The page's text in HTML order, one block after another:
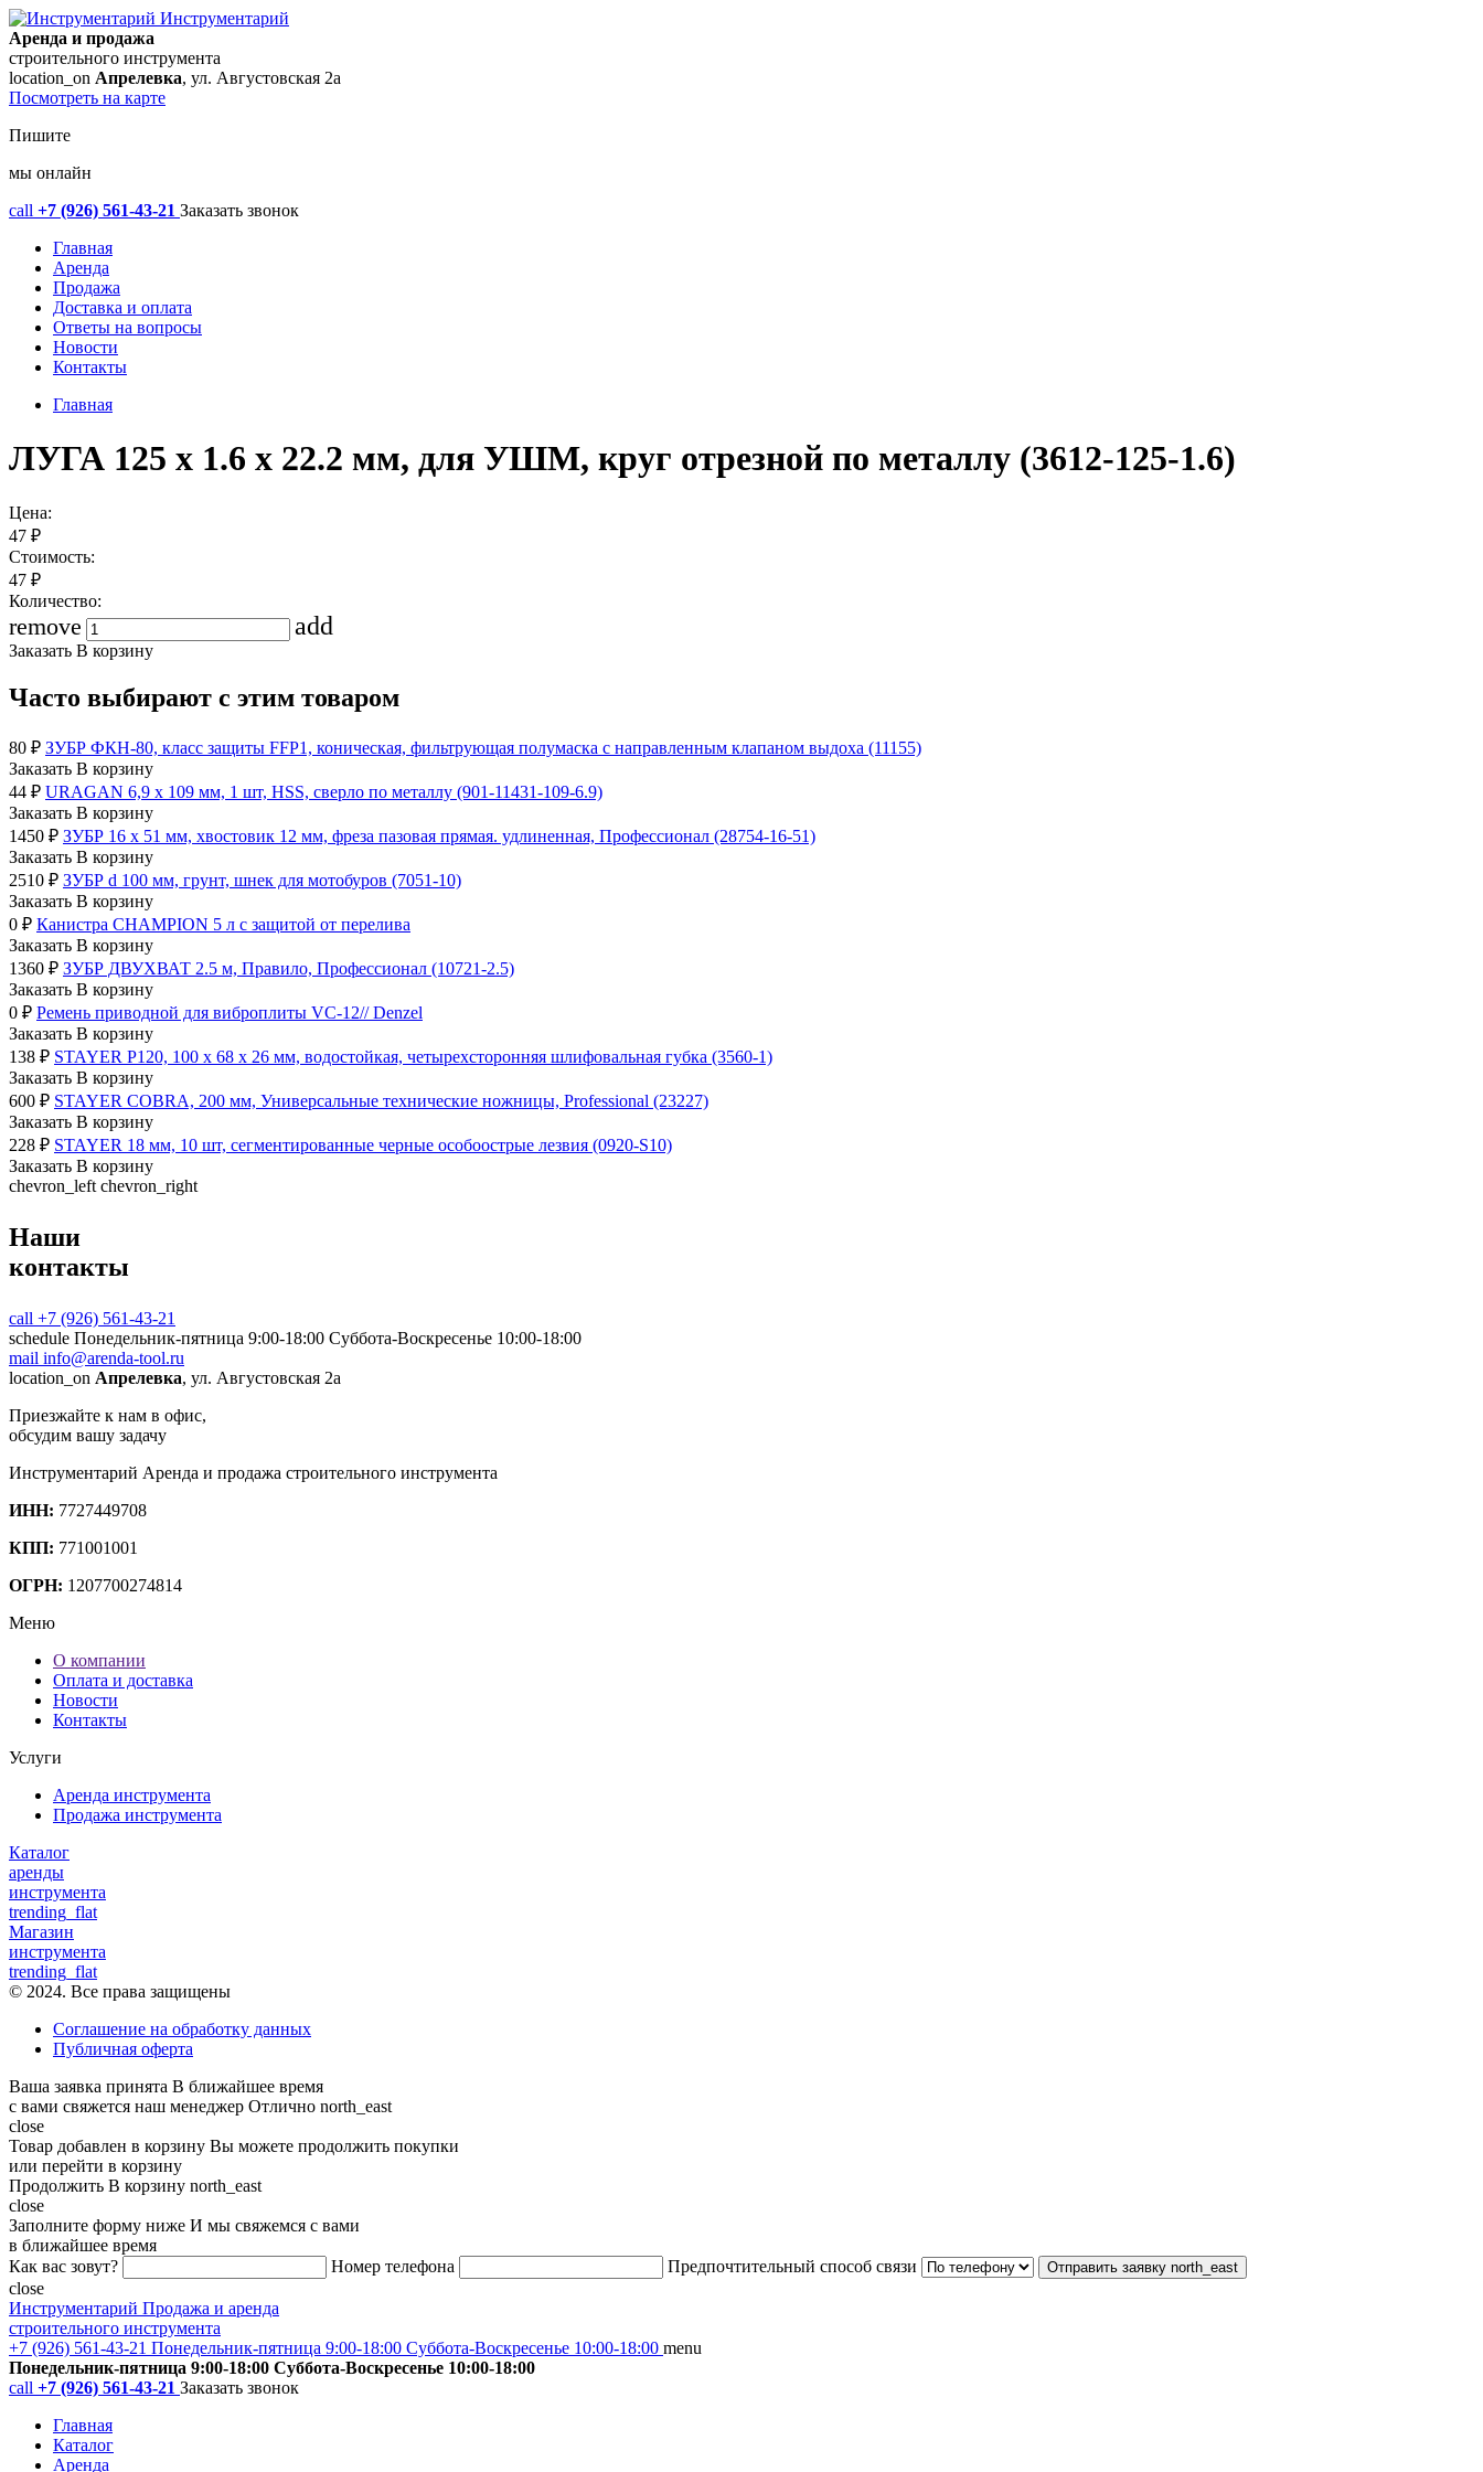
Инструментарий
Аренда и продажа
строительного инструмента
location_on Апрелевка, ул. Августовская 2а
Посмотреть на карте
Пишите
мы онлайн
call +7 (926) 561-43-21 Заказать звонок
Главная
Аренда
Продажа
Доставка и оплата
Ответы на вопросы
Новости
Контакты
Главная
ЛУГА 125 x 1.6 x 22.2 мм, для УШМ, круг отрезной по металлу (3612-125-1.6)
Цена:
47 ₽
Стоимость:
47 ₽
Количество:
remove add
Заказать В корзину
Часто выбирают с этим товаром
80 ₽ ЗУБР ФКН-80, класс защиты FFP1, коническая, фильтрующая полумаска с направленным клапаном выдоха (11155)
Заказать В корзину
44 ₽ URAGAN 6,9 х 109 мм, 1 шт, HSS, сверло по металлу (901-11431-109-6.9)
Заказать В корзину
1450 ₽ ЗУБР 16 x 51 мм, хвостовик 12 мм, фреза пазовая прямая. удлиненная, Профессионал (28754-16-51)
Заказать В корзину
2510 ₽ ЗУБР d 100 мм, грунт, шнек для мотобуров (7051-10)
Заказать В корзину
0 ₽ Канистра CHAMPION 5 л с защитой от перелива
Заказать В корзину
1360 ₽ ЗУБР ДВУХВАТ 2.5 м, Правило, Профессионал (10721-2.5)
Заказать В корзину
0 ₽ Ремень приводной для виброплиты VC-12// Denzel
Заказать В корзину
138 ₽ STAYER Р120, 100 х 68 х 26 мм, водостойкая, четырехсторонняя шлифовальная губка (3560-1)
Заказать В корзину
600 ₽ STAYER COBRA, 200 мм, Универсальные технические ножницы, Professional (23227)
Заказать В корзину
228 ₽ STAYER 18 мм, 10 шт, сегментированные черные особоострые лезвия (0920-S10)
Заказать В корзину
chevron_left chevron_right
Наши
контакты
call +7 (926) 561-43-21
schedule Понедельник-пятница 9:00-18:00 Суббота-Воскресенье 10:00-18:00
mail info@arenda-tool.ru
location_on Апрелевка, ул. Августовская 2а
Приезжайте к нам в офис,
обсудим вашу задачу
Инструментарий Аренда и продажа строительного инструмента
ИНН: 7727449708
КПП: 771001001
ОГРН: 1207700274814
Меню
О компании
Оплата и доставка
Новости
Контакты
Услуги
Аренда инструмента
Продажа инструмента
Каталог
аренды
инструмента
trending_flat
Магазин
инструмента
trending_flat
© 2024. Все права защищены
Соглашение на обработку данных
Публичная оферта
Ваша заявка принята В ближайшее время
с вами свяжется наш менеджер Отлично north_east
close
Товар добавлен в корзину Вы можете продолжить покупки
или перейти в корзину
Продолжить В корзину north_east
close
Заполните форму ниже И мы свяжемся с вами
в ближайшее время
Как вас зовут?
Номер телефона Предпочтительный способ связи Отправить заявку north_east
close
Инструментарий Продажа и аренда
строительного инструмента
+7 (926) 561-43-21 Понедельник-пятница 9:00-18:00 Суббота-Воскресенье 10:00-18:00 menu
Понедельник-пятница 9:00-18:00 Суббота-Воскресенье 10:00-18:00
call +7 (926) 561-43-21 Заказать звонок
Главная
Каталог
Аренда